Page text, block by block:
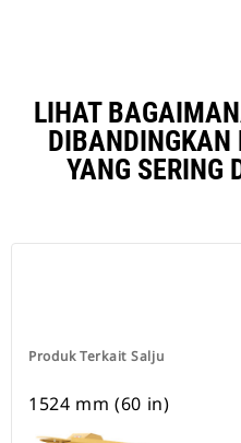
LIHAT
DIBANDINGKAN
YANG SERING
Produk Terkait Salju
1524 mm (60 in)